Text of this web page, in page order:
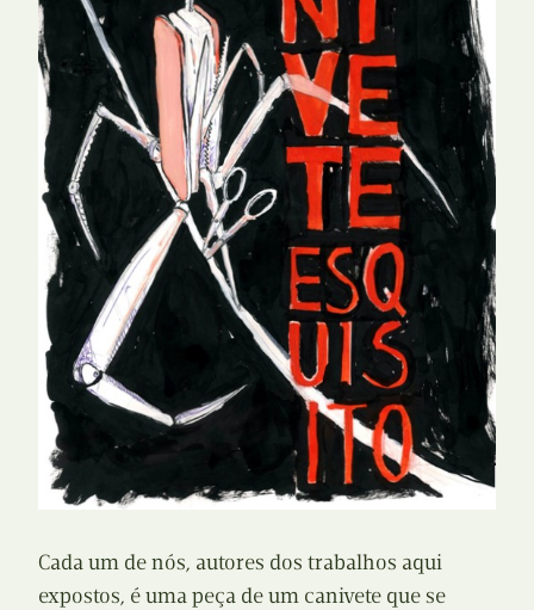
Cada um de nós, autores dos trabalhos aqui
expostos, é uma peça de um canivete que se